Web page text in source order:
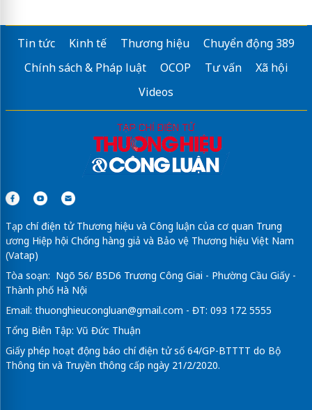
Tin tức Kinh tế Thương hiệu
Chuyển động 389
Chính sách & Pháp luật
OCOP Tư vấn
Xã hội
Videos
Tạp chí điện tử Thương hiệu và Công luận của cơ quan Trung
ương Hiệp hội Chống hàng giả và Bảo vệ Thương hiệu Việt Nam
(Vatap)
Tòa soạn: Ngõ 56/ B5D6 Trương Công Giai - Phường Cầu Giấy -
Thành phố Hà Nội
Email: thuonghieucongluan@gmail.com - ĐT: 093 172 5555
Tổng Biên Tập: Vũ Đức Thuận
Giấy phép hoạt động báo chí điện tử số 64/GP-BTTTT do Bộ
Thông tin và Truyền thông cấp ngày 21/2/2020.